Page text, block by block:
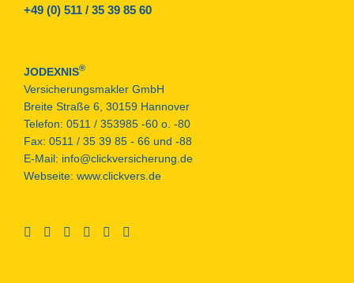
+49 (0) 511 / 35 39 85 60
JODEXNIS®
Versicherungsmakler GmbH
Breite Straße 6, 30159 Hannover
Telefon: 0511 / 353985 -60 o. -80
Fax: 0511 / 35 39 85 - 66 und -88
E-Mail: info@clickversicherung.de
Webseite: www.clickvers.de